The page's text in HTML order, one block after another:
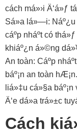
cách má»›i Ä‘á»ƒ
Sá»­a lá»—i: Náº¿u
cáº­p nháº­t có
khiáº¿n á»©ng
An toàn: Cáº­p
báº¡n an toàn
liá»‡u cá»§a
Ä‘e dá»a trá»±c
Cách